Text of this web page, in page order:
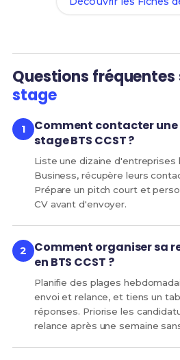
Questions fréquentes
stage
Comment contacter une
stage BTS CCST ?
Liste une dizaine d'entreprises
Business, récupère leurs
Prépare un pitch court et
CV avant d'envoyer.
Comment organiser sa
en BTS CCST ?
Planifie des plages
envoi et relance, et tiens un
réponses. Priorise les
relance après une semaine